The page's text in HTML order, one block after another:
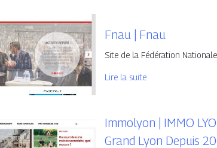
Fnau | Fnau
Site de la Fédération
Lire la suite
Immolyon | IMMO
Grand Lyon Depuis